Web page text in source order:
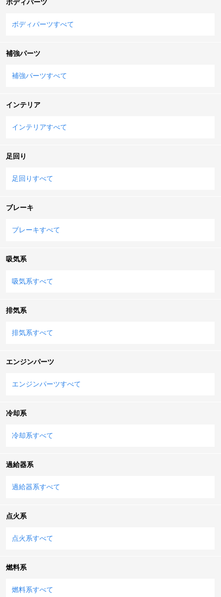
ボディパーツ
ボディパーツすべて
補強パーツ
補強パーツすべて
インテリア
インテリアすべて
足回り
足回りすべて
ブレーキ
ブレーキすべて
吸気系
吸気系すべて
排気系
排気系すべて
エンジンパーツ
エンジンパーツすべて
冷却系
冷却系すべて
過給器系
過給器系すべて
点火系
点火系すべて
燃料系
燃料系すべて